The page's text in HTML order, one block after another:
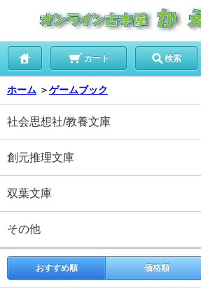
カート 検索
ホーム ＞ゲームブック
社会思想社/教養文庫
創元推理文庫
双葉文庫
その他
おすすめ順 価格順